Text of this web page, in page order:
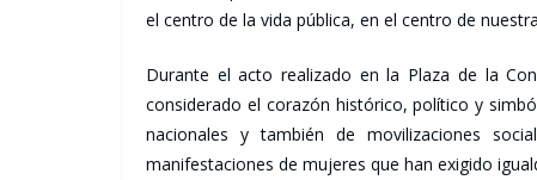
el centro de la vida pública, en el centro de
Durante el acto realizado en la Plaza de la
considerado el corazón histórico, político y
nacionales y también de movilizaciones
manifestaciones de mujeres que han exigido